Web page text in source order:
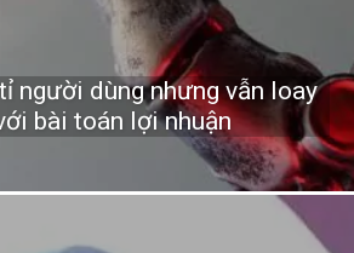
người dùng nhưng vẫn loay
bài toán lợi nhuận